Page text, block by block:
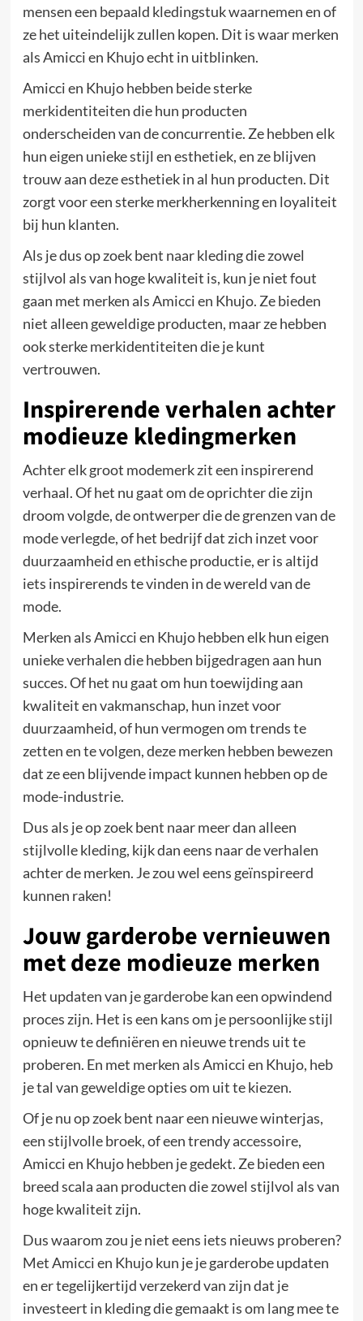
mensen een bepaald kledingstuk waarnemen en of
ze het uiteindelijk zullen kopen. Dit is waar merken
als Amicci en Khujo echt in uitblinken.
Amicci en Khujo hebben beide sterke
merkidentiteiten die hun producten
onderscheiden van de concurrentie. Ze hebben elk
hun eigen unieke stijl en esthetiek, en ze blijven
trouw aan deze esthetiek in al hun producten. Dit
zorgt voor een sterke merkherkenning en loyaliteit
bij hun klanten.
Als je dus op zoek bent naar kleding die zowel
stijlvol als van hoge kwaliteit is, kun je niet fout
gaan met merken als Amicci en Khujo. Ze bieden
niet alleen geweldige producten, maar ze hebben
ook sterke merkidentiteiten die je kunt
vertrouwen.
Inspirerende verhalen achter
modieuze kledingmerken
Achter elk groot modemerk zit een inspirerend
verhaal. Of het nu gaat om de oprichter die zijn
droom volgde, de ontwerper die de grenzen van de
mode verlegde, of het bedrijf dat zich inzet voor
duurzaamheid en ethische productie, er is altijd
iets inspirerends te vinden in de wereld van de
mode.
Merken als Amicci en Khujo hebben elk hun eigen
unieke verhalen die hebben bijgedragen aan hun
succes. Of het nu gaat om hun toewijding aan
kwaliteit en vakmanschap, hun inzet voor
duurzaamheid, of hun vermogen om trends te
zetten en te volgen, deze merken hebben bewezen
dat ze een blijvende impact kunnen hebben op de
mode-industrie.
Dus als je op zoek bent naar meer dan alleen
stijlvolle kleding, kijk dan eens naar de verhalen
achter de merken. Je zou wel eens geïnspireerd
kunnen raken!
Jouw garderobe vernieuwen
met deze modieuze merken
Het updaten van je garderobe kan een opwindend
proces zijn. Het is een kans om je persoonlijke stijl
opnieuw te definiëren en nieuwe trends uit te
proberen. En met merken als Amicci en Khujo, heb
je tal van geweldige opties om uit te kiezen.
Of je nu op zoek bent naar een nieuwe winterjas,
een stijlvolle broek, of een trendy accessoire,
Amicci en Khujo hebben je gedekt. Ze bieden een
breed scala aan producten die zowel stijlvol als van
hoge kwaliteit zijn.
Dus waarom zou je niet eens iets nieuws proberen?
Met Amicci en Khujo kun je je garderobe updaten
en er tegelijkertijd verzekerd van zijn dat je
investeert in kleding die gemaakt is om lang mee te